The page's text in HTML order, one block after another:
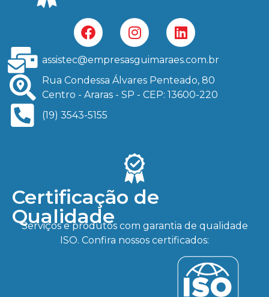
assistec@empresasguimaraes.com.br
Rua Condessa Álvares Penteado, 80
Centro - Araras - SP - CEP: 13600-220
(19) 3543-5155
Certificação de
Qualidade
Serviços e produtos com garantia de qualidade
ISO. Confira nossos certificados: